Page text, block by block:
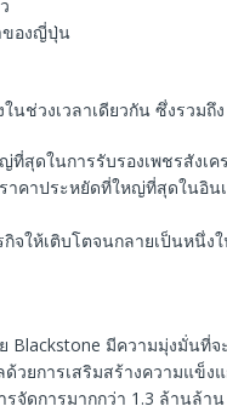
ของญี่ปุ่น
ช่วงเวลาเดียวกัน ซึ่งรวมถึง
ที่สุดในการรับรองเพชรสังเค
าคาประหยัดที่ใหญ่ที่สุดในอิน
จให้เติบโตจนกลายเป็นหนึ่ง
Blackstone มีความมุ่งมั่นที่จ
ยการเสริมสร้างความแข็งแ
จัดการมากกว่า 1.3 ล้านล้าน